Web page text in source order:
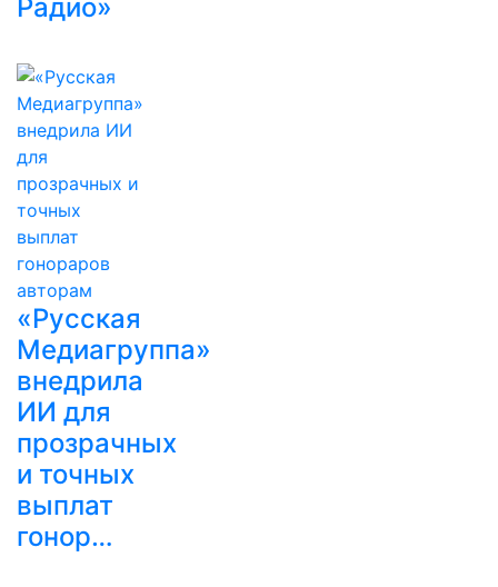
Радио»
«Русская
Медиагруппа»
внедрила
ИИ для
прозрачных
и точных
выплат
гонор…